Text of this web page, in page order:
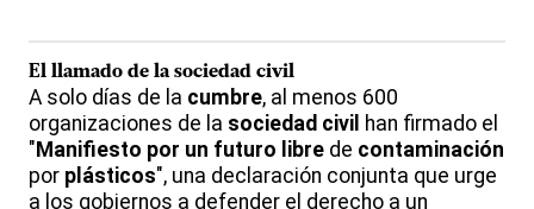
El llamado de lasociedad civil
A solo días de la cumbre, al menos 600
organizaciones de la sociedad civil han firmado el
"Manifiesto por un futuro libre de contaminación
por plásticos", una declaración conjunta que urge
a los gobiernos a defender el derecho a un